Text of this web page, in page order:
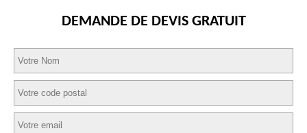
DEMANDE DE DEVIS GRATUIT